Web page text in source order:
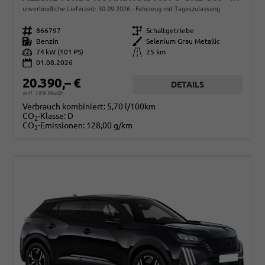
unverbindliche Lieferzeit: 30.09.2026 Fahrzeug mit Tageszulassung
Fahrzeugnr. 866797 Getriebe Schaltgetriebe
Kraftstoff
Benzin Außenfarbe
Selenium Grau Metallic
Leistung 74 kW (101 PS) Kilometerstand
25 km
01.08.2026
20.390,– €
incl. 19% MwSt.
DETAILS
Verbrauch kombiniert: 5,70 l/100km
CO2-Klasse: D
CO2-Emissionen: 128,00 g/km